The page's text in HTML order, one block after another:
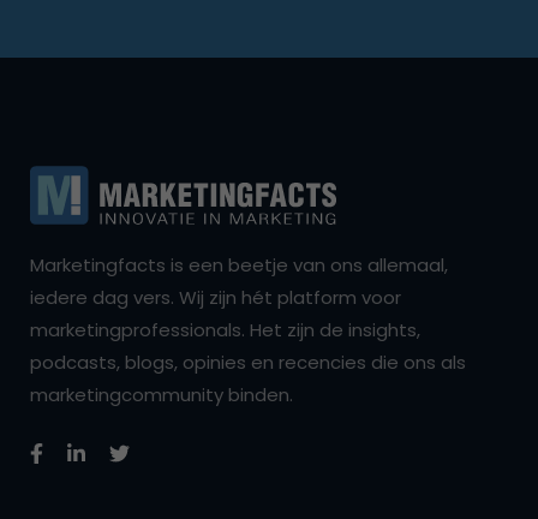
Marketingfacts is een beetje van ons allemaal,
iedere dag vers. Wij zijn hét platform voor
marketingprofessionals. Het zijn de insights,
podcasts, blogs, opinies en recencies die ons als
marketingcommunity binden.